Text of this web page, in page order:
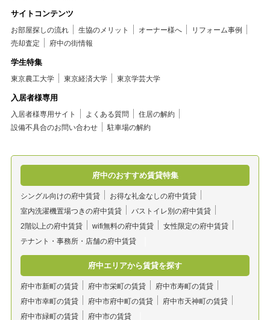
サイトコンテンツ
お部屋探しの流れ 生協のメリット オーナー様へ
リフォーム事例
売却査定
府中の街情報
学生特集
東京農工大学 東京経済大学 東京学芸大学
入居者様専用
入居者様専用サイト よくある質問
住居の解約
設備不具合のお問い合わせ
駐車場の解約
府中のおすすめ賃貸特集
シングル向けの府中賃貸
お得な礼金なしの府中賃貸
室内洗濯機置場つきの府中賃貸
バストイレ別の府中賃貸
2階以上の府中賃貸
wifi無料の府中賃貸
女性限定の府中賃貸
テナント・事務所・店舗の府中賃貸
府中エリアから賃貸を探す
府中市新町の賃貸 府中市栄町の賃貸
府中市寿町の賃貸
府中市幸町の賃貸
府中市府中町の賃貸
府中市天神町の賃貸
府中市緑町の賃貸
府中市の賃貸